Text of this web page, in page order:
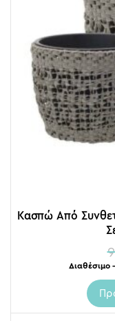
Κασπώ Από
Διαθέσιμο